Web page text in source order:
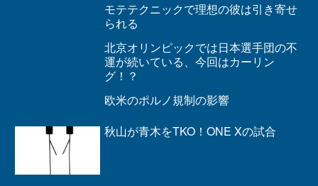
モテテクニックで理想の彼は引き寄せ
られる
北京オリンピックでは日本選手団の不
運が続いている、今回はカーリン
グ！？
欧米のポルノ規制の影響
秋山が青木をTKO！ONE Xの試合